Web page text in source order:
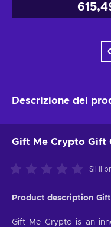
Descrizione del
Gift Me Crypto Gift
Sii il
Product description
Gift Me Crypto is an